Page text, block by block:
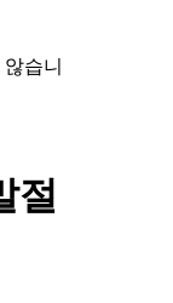
습니
절